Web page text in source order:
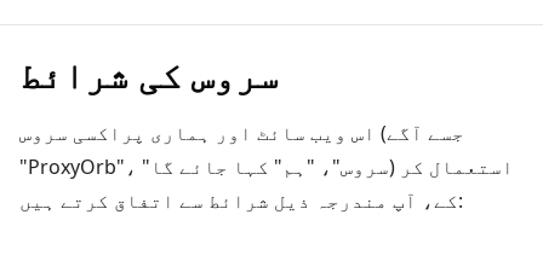
سروس کی شرائط
اس ویب سائٹ اور ہماری پراکسی سروس (جسے آگے
"ProxyOrb"، "سروس"، "ہم" کہا جائے گا) استعمال کر
کے، آپ مندرجہ ذیل شرائط سے اتفاق کرتے ہیں: